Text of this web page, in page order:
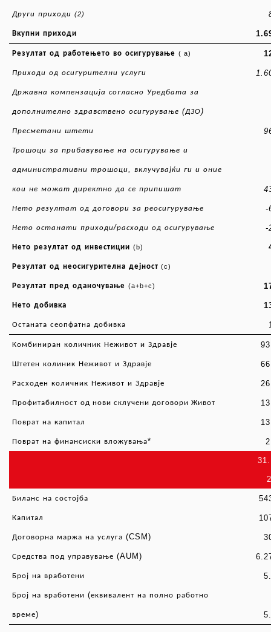
Други приходи (2)
Вкупни приходи
Резултат од работењето во осигурување ( a)
Приходи од осигурителни услуги
Државна компензација согласно Уредбата за
дополнително здравствено осигурување (ДЗО)
Пресметани штети
Трошоци за прибавување на осигурување и
административни трошоци, вклучувајќи ги и оние
кои не можат директно да се припишат
Нето резултат од договори за реосигурување -
Нето останати приходи/расходи од осигурување -
Нето резултат од инвестиции (b)
Резултат од неосигурителна дејност (c)
Резултат пред оданочување (a+b+c)
Нето добивка
Останата сеопфатна добивка
Комбиниран количник Неживот и Здравје
Штетен колиник Неживот и Здравје
Расходен количник Неживот и Здравје
Профитабилност од нови склучени договори Живот
Поврат на капитал
Поврат на финансиски вложувања*
Биланс на состојба
Капитал
Договорна маржа на услуга (CSM)
Средства под управување (AUM)
Број на вработени
Број на вработени (еквивалент на полно работно
време)